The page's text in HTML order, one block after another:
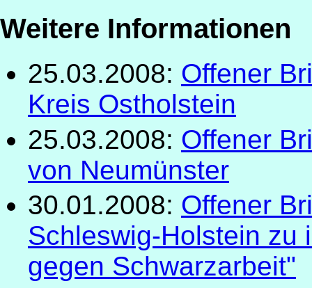
Weitere Informationen
25.03.2008: Offener
Kreis Ostholstein
25.03.2008: Offener
von Neumünster
30.01.2008: Offener
Schleswig-Holstein zu
gegen Schwarzarbeit"